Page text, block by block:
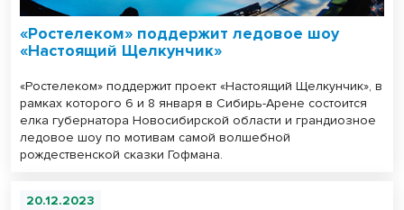
«Ростелеком» поддержит ледовое шоу
«Настоящий Щелкунчик»
«Ростелеком» поддержит проект «Настоящий Щелкунчик», в
рамках которого 6 и 8 января в Сибирь-Арене состоится
елка губернатора Новосибирской области и грандиозное
ледовое шоу по мотивам самой волшебной
рождественской сказки Гофмана.
20.12.2023